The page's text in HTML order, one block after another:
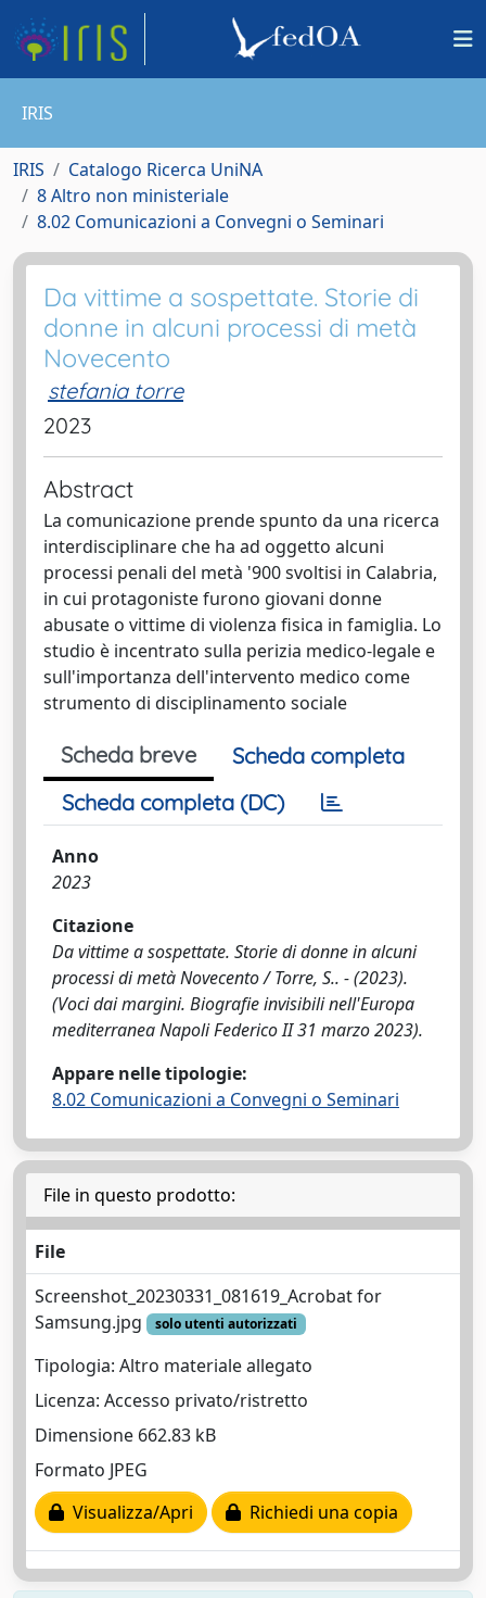
IRIS
IRIS
Catalogo Ricerca UniNA
8 Altro non ministeriale
8.02 Comunicazioni a Convegni o Seminari
Da vittime a sospettate. Storie di
donne in alcuni processi di metà
Novecento
stefania torre
2023
Abstract
La comunicazione prende spunto da una ricerca
interdisciplinare che ha ad oggetto alcuni
processi penali del metà '900 svoltisi in Calabria,
in cui protagoniste furono giovani donne
abusate o vittime di violenza fisica in famiglia. Lo
studio è incentrato sulla perizia medico-legale e
sull'importanza dell'intervento medico come
strumento di disciplinamento sociale
Scheda breve
Scheda completa
Scheda completa (DC)
Anno
2023
Citazione
Da vittime a sospettate. Storie di donne in alcuni
processi di metà Novecento / Torre, S.. - (2023).
(Voci dai margini. Biografie invisibili nell'Europa
mediterranea Napoli Federico II 31 marzo 2023).
Appare nelle tipologie:
8.02 Comunicazioni a Convegni o Seminari
File in questo prodotto:
File
Screenshot_20230331_081619_Acrobat for
Samsung.jpg
solo utenti autorizzati
Tipologia: Altro materiale allegato
Licenza: Accesso privato/ristretto
Dimensione 662.83 kB
Formato JPEG
Visualizza/Apri
Richiedi una copia